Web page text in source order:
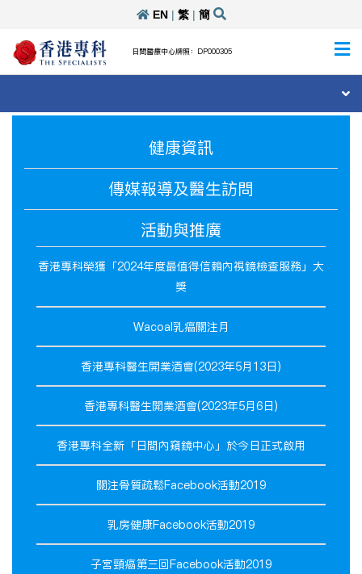
EN| 繁| 簡
日間醫療中心牌照：DP000305
健康資訊
傳媒報導及醫生訪問
活動與推廣
香港專科榮獲「2024年度最值得信賴內視鏡檢查服務」大
獎
Wacoal乳癌關注月
香港專科醫生開業酒會(2023年5月13日)
香港專科醫生開業酒會(2023年5月6日)
香港專科全新「日間內窺鏡中心」於今日正式啟用
關注骨質疏鬆Facebook活動2019
乳房健康Facebook活動2019
子宮頸癌第三回Facebook活動2019